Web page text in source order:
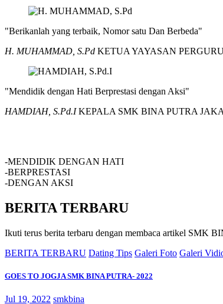
"Berikanlah yang terbaik, Nomor satu Dan Berbeda"
H. MUHAMMAD, S.Pd KETUA YAYASAN
"Mendidik dengan Hati Berprestasi dengan Aksi"
HAMDIAH, S.Pd.IKEPALA SMK BINA PUTRA
-MENDIDIK DENGAN HATI
-BERPRESTASI
-DENGAN AKSI
BERITA TERBARU
Ikuti terus berita terbaru dengan membaca artikel SMK
BERITA TERBARU Dating Tips Galeri Foto Galeri
GOES TO JOGJA SMK BINA PUTRA- 2022
Jul 19, 2022 smkbina